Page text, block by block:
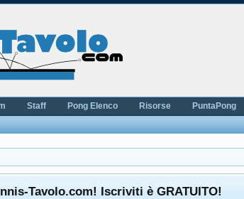
Tavolo.com! Iscriviti è GRATUITO!
Staff Pong Elenco Risorse PuntaPong